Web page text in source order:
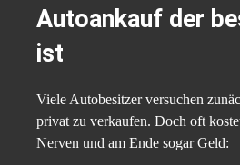
Autoankauf der
ist
Viele Autobesitzer versuchen
privat zu verkaufen. Doch oft
Nerven und am Ende sogar Geld: